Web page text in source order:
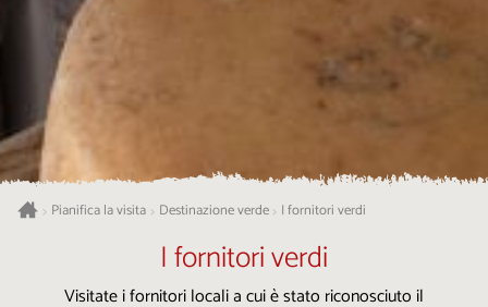
> Pianifica la visita > Destinazione verde > I fornitori verdi
I fornitori verdi
Visitate i fornitori locali a cui è stato riconosciuto il